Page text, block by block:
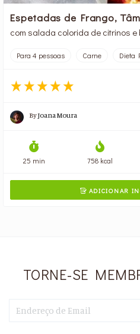
Espetadas de Frango,
com salada colorida de citrinos e
Para 4 pessoas Carne Dieta
ByJoana Moura
25 min 758 kcal
ADICIONAR
TORNE-SE